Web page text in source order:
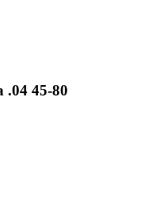
.04 45-80